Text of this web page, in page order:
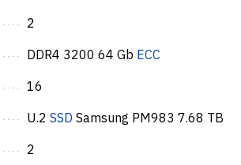
2
DDR4 3200 64 Gb ECC
16
U.2 SSD Samsung PM983 7.68 TB
2